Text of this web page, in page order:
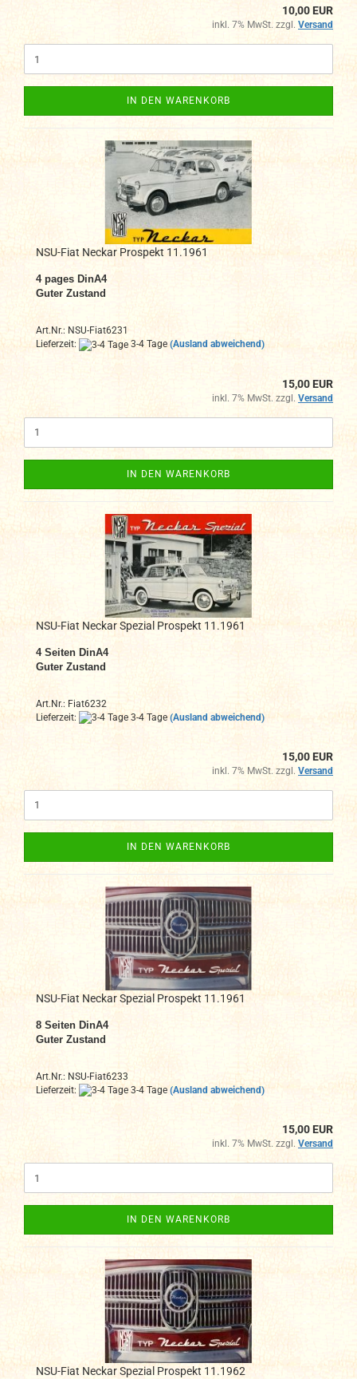
10,00 EUR
inkl. 7% MwSt. zzgl. Versand
IN DEN WARENKORB
NSU-Fiat Neckar Prospekt 11.1961
4 pages DinA4
Guter Zustand
Art.Nr.: NSU-Fiat6231
Lieferzeit:
3-4 Tage (Ausland abweichend)
15,00 EUR
inkl. 7% MwSt. zzgl. Versand
IN DEN WARENKORB
NSU-Fiat Neckar Spezial Prospekt 11.1961
4 Seiten DinA4
Guter Zustand
Art.Nr.: Fiat6232
Lieferzeit:
3-4 Tage (Ausland abweichend)
15,00 EUR
inkl. 7% MwSt. zzgl. Versand
IN DEN WARENKORB
NSU-Fiat Neckar Spezial Prospekt 11.1961
8 Seiten DinA4
Guter Zustand
Art.Nr.: NSU-Fiat6233
Lieferzeit:
3-4 Tage (Ausland abweichend)
15,00 EUR
inkl. 7% MwSt. zzgl. Versand
IN DEN WARENKORB
NSU-Fiat Neckar Spezial Prospekt 11.1962